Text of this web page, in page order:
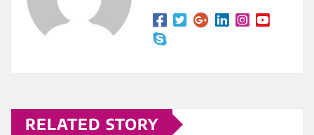
RELATED STORY